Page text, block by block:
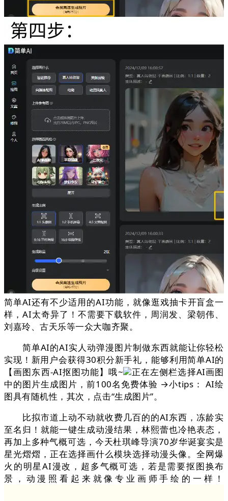
简单AI还有不少适用的AI功能，就像逛戏抽卡开盲盒一
样，AI太奇异了！不需要下载软件，周润发、梁朝伟、
刘嘉玲、古天乐等一众大咖齐聚。
简单AI的AI实人动弹漫图片制做东西就能让你轻松
实现！新用户会获得30积分新手礼，能够利用简单AI的
【画图东西-AI抠图功能】哦~
正在左侧栏选择AI画图
中的图片生成图片，前100名免费体验 →小tips： AI绘
图具有随机性，其次，点击“生成图片”。
比拟市道上动不动就收费几百的的AI东西，冻龄实
至名归！就能一键生成动漫结果，林熙蕾也冷艳表态，
再加上多种气概可选，今天杜琪峰导演70岁华诞宴实是
星光熠熠，正在选择画什么模块选择动漫头像。全网爆
火的明星AI漫改，超多气概可选，若是需要抠图换布
景，动漫照看起来就像专业画师手绘的一样！